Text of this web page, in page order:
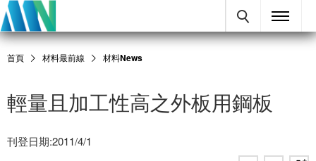
首頁 材料最前線 材料News
輕量且加工性高之外板用鋼板
刊登日期:2011/4/1